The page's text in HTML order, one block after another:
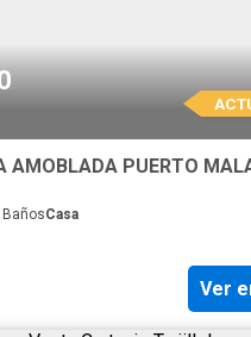
AMOBLADA PUERTO
BañosCasa
Ver